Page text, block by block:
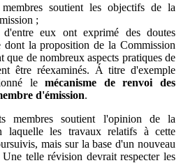
soutient les objectifs de la
;
d'entre eux ont exprimé des doutes
dont la proposition de la Commission
que de nombreux aspects pratiques de
être réexaminés. Á titre d'exemple
lemécanisme de renvoi des
d'émission.
membres soutient l'opinion de la
laquelle les travaux relatifs à cette
mais sur la base d'un nouveau
Une telle révision devrait respecter les